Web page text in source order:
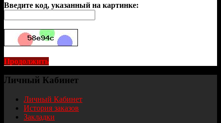
Введите код, указанный на картинке:
Продолжить
Личный Кабинет
Личный Кабинет
История заказов
Закладки